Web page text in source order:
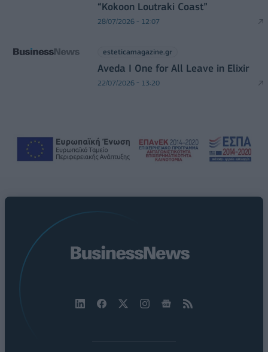
“Kokoon Loutraki Coast”
28/07/2026 - 12:07
esteticamagazine.gr
Aveda I One for All Leave in Elixir
22/07/2026 - 13:20